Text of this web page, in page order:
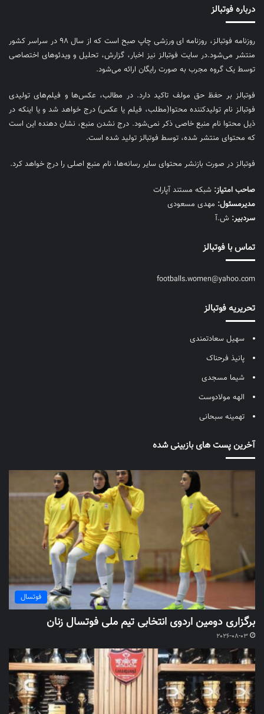
درباره فوتبالز
روزنامه فوتبالز، روزنامه ای ورزشی چاپ صبح است که از سال ۹۸ در سراسر کشور
منتشر می‌شود.در سایت فوتبالز نیز اخبار، گزارش، تحلیل و ویدئوهای اختصاصی
توسط یک گروه مجرب به صورت رایگان ارائه می‌شود.
فوتبالز بر حفظ حق مولف تاکید دارد. در مطالب، عکس‌ها و فیلم‌های تولیدی
فوتبالز نام تولیدکننده محتوا(مطلب، فیلم یا عکس) درج خواهد شد و یا اینکه در
ذیل محتوا نام منبع خاصی ذکر نمی‌‎شود. درج نشدن منبع، نشان دهنده این است
که محتوای منتشر شده، توسط فوتبالز تولید شده است.
فوتبالز در صورت بازنشر محتوای سایر رسانه‌ها، نام منبع اصلی را درج خواهد کرد.
صاحب امتیاز: شبکه مستند آپارات
مديرمسئول: مهدی مسعودی
سردبیر: ش.آ
تماس با فوتبالز
footballs.women@yahoo.com
تحریریه فوتبالز
سهیل سعادتمندی
پانیذ فرحناک
شیما مسجدی
الهه مولادوست
تهمینه سبحانی
آخرین پست های بازبینی شده
فوتسال
برگزاری دومین اردوی انتخابی تیم ملی فوتسال زنان
2026-08-03